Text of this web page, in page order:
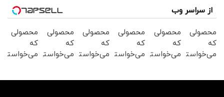
از سراسر وب
محصولی
که
می‌خواستی
محصولی
که
می‌خواستی
محصولی
که
می‌خواستی
محصولی
که
می‌خواستی
محصولی
که
می‌خواستی
محصولی
که
می‌خواستی